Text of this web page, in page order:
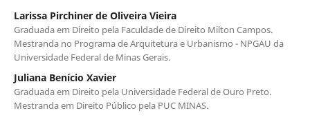
Larissa Pirchiner de Oliveira Vieira
Graduada em Direito pela Faculdade de Direito Milton Campos.
Mestranda no Programa de Arquitetura e Urbanismo - NPGAU da
Universidade Federal de Minas Gerais.
Juliana Benício Xavier
Graduada em Direito pela Universidade Federal de Ouro Preto.
Mestranda em Direito Público pela PUC MINAS.